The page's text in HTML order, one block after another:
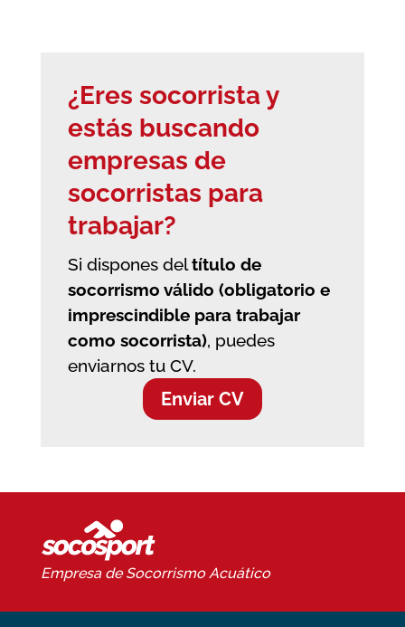
¿Eres socorrista y
estás buscando
empresas de
socorristas para
trabajar?
Si dispones deltítulo de
socorrismo válido (obligatorio e
imprescindible para trabajar
como socorrista), puedes
enviarnos tu CV.
Enviar CV
Empresa de SocorrismoAcuático